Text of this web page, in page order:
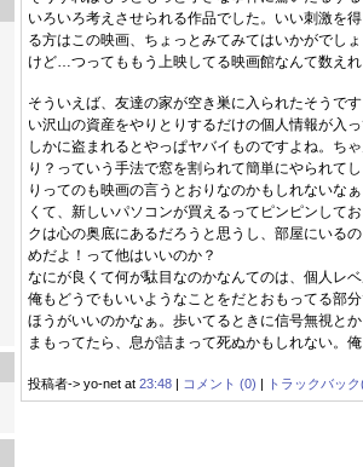
いろいろ考えさせられる作品でした。いい刺激を
る方はこの映画、ちょっとみてみてはいかがでし
けど…つってももう上映してる映画館なんて数え
そういえば、友達の家が空き巣に入られたそうで
い沢山の資産をやりとりするだけの個人情報が入
しかに盗まれるとやっぱヤバイものですよね。ち
り？っていう手法で窓を割られて簡単にやられて
りってのも映画の言うとおりなのかもしれないな
くて、新しいパソコンが買えるってピンピンして
クは心の奥底にあるだろうと思うし、部屋にいる
めだよ！って他はいいのか？
なにが良くて何が駄目なのかなんてのは、個人レ
俺もどうでもいいようなことをだとおもってる部
ほうがいいのかなぁ。歩いてるときに信号無視と
まもってたら、息が詰まって死ぬかもしれない。
投稿者-> yo-net at 23:48 | コメント (0) | トラックバッ